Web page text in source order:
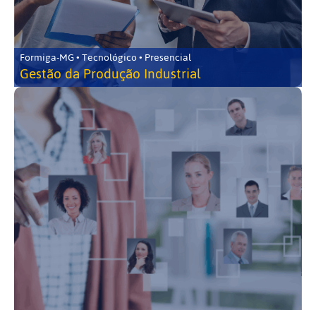
Formiga-MG • Tecnológico • Presencial
Gestão da Produção Industrial